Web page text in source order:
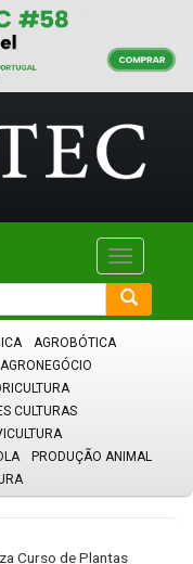
Toggle
AGROBÓTICA
AGRONEGÓCIO
CULTURAS
PRODUÇÃO ANIMAL
Curso de Plantas